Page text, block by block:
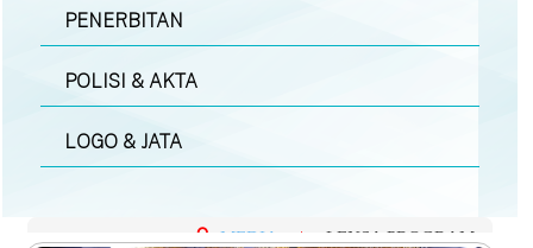
PENERBITAN
POLISI & AKTA
LOGO & JATA
MEDIA | LENSA PROGRAM